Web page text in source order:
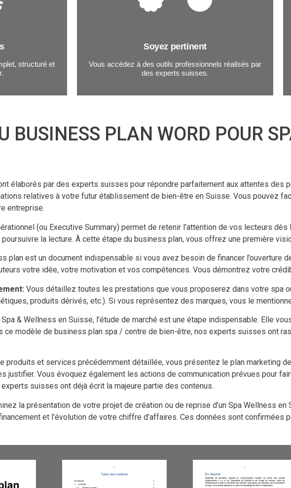
structuré et
Soyez pertinent
Vous accédez à des outils professionnels réalisés par
des experts suisses.
BUSINESS PLAN WORD POUR
élaborés par des experts suisses pour répondre parfaitement aux attentes des
relatives à votre futur établissement de bien-être en Suisse. Vous pouvez
entreprise.
(ou Executive Summary) permet de retenir l’attention de vos lecteurs
la lecture. À cette étape du business plan, vous offrez une première
plan est un document indispensable si vous avez besoin de financer l’ouverture
votre idée, votre motivation et vos compétences. Vous démontrez votre
Vous détaillez toutes les prestations que vous proposerez dans votre spa
produits dérivés, etc.). Si vous représentez des marques, vous le
& Wellness en Suisse, l’étude de marché est une étape indispensable. Elle
ce modèle de business plan spa / centre de bien-être, nos experts suisses ont
produits et services précédemment détaillée, vous présentez le plan marketing
justifier. Vous évoquez également les actions de communication prévues pour
suisses ont déjà écrit la majeure partie des contenus.
la présentation de votre projet de création ou de reprise d’un Spa Wellness
et l’évolution de votre chiffre d’affaires. Ces données sont confirmées